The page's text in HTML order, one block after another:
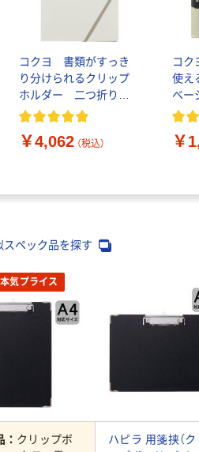
コクヨ 書類がすっき
り分けられるクリップ
ホルダー 二つ折り
バインダー クリップ
ト ヨハ-MC50W 4冊
￥4,062 （税込）
コク
使え
ベー
1冊
￥
スペック品を探す
本気プライス
： クリップボ
ハピラ 用箋挟（ク